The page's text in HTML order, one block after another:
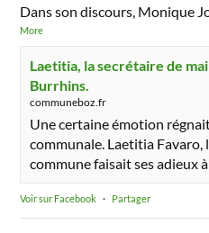
Dans son discours, Monique
More
Laetitia, la secrétaire de
Burrhins.
communeboz.fr
Une certaine émotion
communale. Laetitia Favaro,
commune faisait ses adieux
Voir sur Facebook · Partager